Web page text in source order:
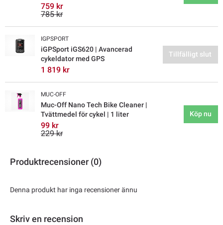
759 kr
785 kr
IGPSPORT
iGPSport iGS620 | Avancerad
cykeldator med GPS
1 819 kr
Tillfälligt slut
MUC-OFF
Muc-Off Nano Tech Bike Cleaner |
Tvättmedel för cykel | 1 liter
99 kr
229 kr
Köp nu
Produktrecensioner (0)
Denna produkt har inga recensioner ännu
Skriv en recension